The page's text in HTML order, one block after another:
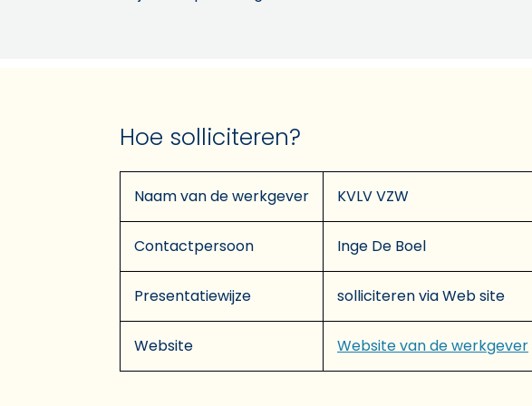
Hoe solliciteren?
Naam van de werkgever KVLV VZW
Contactpersoon Inge De Boel
Presentatiewijze solliciteren via Web site
Website Website van de werkgever